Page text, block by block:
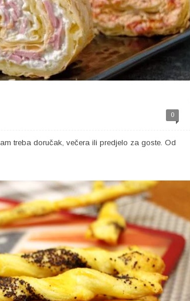
0
treba doručak, večera ili predjelo za goste. Od